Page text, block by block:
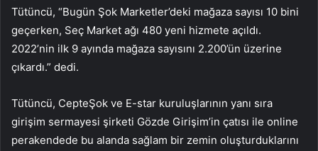
Tütüncü, “Bugün Şok Marketler’deki mağaza sayısı 10 bini
geçerken, Seç Market ağı 480 yeni hizmete açıldı.
2022’nin ilk 9 ayında mağaza sayısını 2.200’ün üzerine
çıkardı.” dedi.
Tütüncü, CepteŞok ve E-star kuruluşlarının yanı sıra
girişim sermayesi şirketi Gözde Girişim’in çatısı ile online
perakendede bu alanda sağlam bir zemin oluşturduklarını